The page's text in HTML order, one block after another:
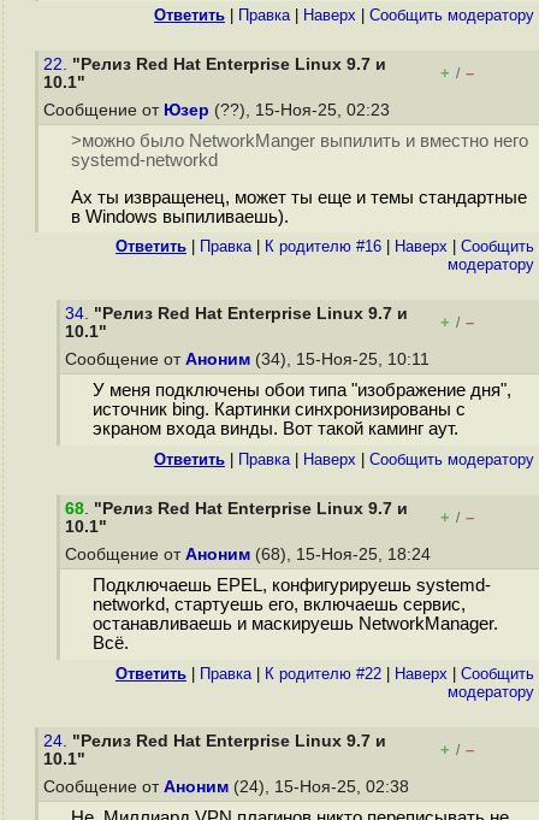
Ответить Правка| Наверх Cообщить модератору
22. "Релиз Red Hat Enterprise Linux 9.7 и
10.1"
+ / –
Сообщение от Юзер (??), 15-Ноя-25, 02:23
>можно было NetworkManger выпилить и вместно него
systemd-networkd
Ах ты извращенец, может ты еще и темы стандартные
в Windows выпиливаешь).
Ответить Правка| К родителю #16 Наверх
Cообщить
модератору
34. "Релиз Red Hat Enterprise Linux 9.7 и
10.1"
+ / –
Сообщение от Аноним (34), 15-Ноя-25, 10:11
У меня подключены обои типа "изображение дня",
источник bing. Картинки синхронизированы с
экраном входа винды. Вот такой каминг аут.
Ответить Правка| Наверх Cообщить модератору
68. "Релиз Red Hat Enterprise Linux 9.7 и
10.1"
+ / –
Сообщение от Аноним (68), 15-Ноя-25, 18:24
Подключаешь EPEL, конфигурируешь systemd-
networkd, стартуешь его, включаешь сервис,
останавливаешь и маскируешь NetworkManager.
Всё.
Ответить Правка| К родителю #22 Наверх
Cообщить
модератору
24. "Релиз Red Hat Enterprise Linux 9.7 и
10.1"
+ / –
Сообщение от Аноним (24), 15-Ноя-25, 02:38